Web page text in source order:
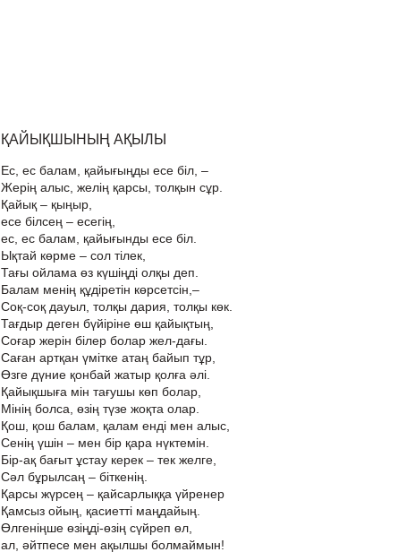
ҚАЙЫҚШЫНЫҢ АҚЫЛЫ
Ес, ес балам, қайығыңды есе біл, –
Жерің алыс, желің қарсы, толқын сұр.
Қайық – қыңыр,
есе білсең – есегің,
ес, ес балам, қайығынды есе біл.
Ықтай көрме – сол тілек,
Тағы ойлама өз күшіңді олқы деп.
Балам менің құдіретін көрсетсін,–
Соқ-соқ дауыл, толқы дария, толқы көк.
Тағдыр деген бүйіріне өш қайықтың,
Соғар жерін білер болар жел-дағы.
Саған артқан үмітке атаң байып тұр,
Өзге дүние қонбай жатыр қолға әлі.
Қайықшыға мін тағушы көп болар,
Мінің болса, өзің түзе жоқта олар.
Қош, қош балам, қалам енді мен алыс,
Сенің үшін – мен бір қара нүктемін.
Бір-ақ бағыт ұстау керек – тек желге,
Сәл бұрылсаң – біткенің.
Қарсы жүрсең – қайсарлыққа үйренер
Қамсыз ойың, қасиетті маңдайың.
Өлгеніңше өзіңді-өзің сүйреп өл,
ал, әйтпесе мен ақылшы болмаймын!